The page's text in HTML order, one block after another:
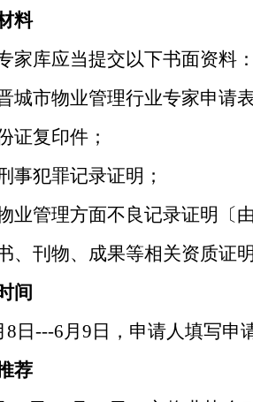
料
家库应当提交以下书面资料
城市物业管理行业专家申请
证复印件；
事犯罪记录证明；
业管理方面不良记录证明〔
、刊物、成果等相关资质证
间
8日---6月9日，申请人填写
荐